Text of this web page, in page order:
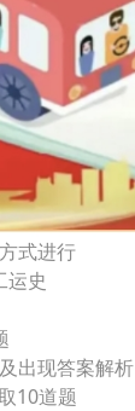
式进行
运史
出现答案解析
10道题